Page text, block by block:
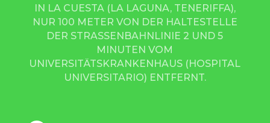
IN LA CUESTA (LA LAGUNA, TENERIFFA),
NUR 100 METER VON DER HALTESTELLE
DER STRASSENBAHNLINIE 2 UND 5 M
INUTEN VOM U
NIVERSITÄTSKRANKENHAUS (HOSPITAL U
NIVERSITARIO) ENTFERNT.